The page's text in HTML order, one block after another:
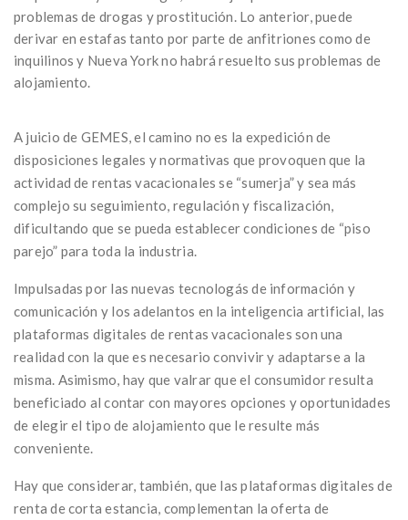
problemas de drogas y prostitución. Lo anterior, puede
derivar en estafas tanto por parte de anfitriones como de
inquilinos y Nueva York no habrá resuelto sus problemas de
alojamiento.
A juicio de GEMES, el camino no es la expedición de
disposiciones legales y normativas que provoquen que la
actividad de rentas vacacionales se “sumerja” y sea más
complejo su seguimiento, regulación y fiscalización,
dificultando que se pueda establecer condiciones de “piso
parejo” para toda la industria.
Impulsadas por las nuevas tecnologás de información y
comunicación y los adelantos en la inteligencia artificial, las
plataformas digitales de rentas vacacionales son una
realidad con la que es necesario convivir y adaptarse a la
misma. Asimismo, hay que valrar que el consumidor resulta
beneficiado al contar con mayores opciones y oportunidades
de elegir el tipo de alojamiento que le resulte más
conveniente.
Hay que considerar, también, que las plataformas digitales de
renta de corta estancia, complementan la oferta de